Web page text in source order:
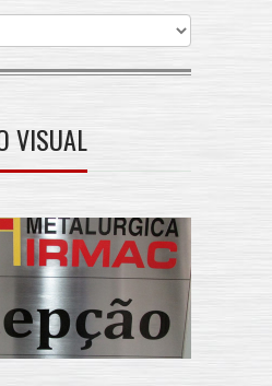
VISUAL